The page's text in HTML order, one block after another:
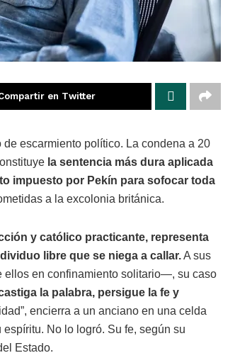
en Twitter
escarmiento político. La condena a 20
la sentencia más dura aplicada
impuesto por Pekín para sofocar toda
a la excolonia británica.
y católico practicante, representa
libre que se niega a callar.A sus
ellos en confinamiento solitario—, su caso
la palabra, persigue la fe y
encierra a un anciano en una celda
No lo logró. Su fe, según su
Estado.